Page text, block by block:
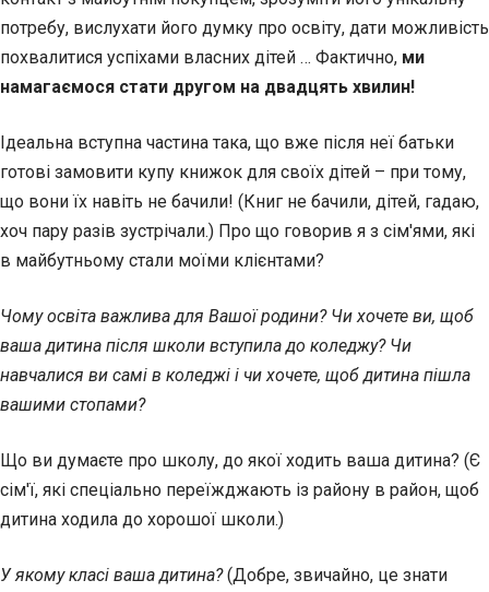
потребу, вислухати його думку про освіту, дати можливість
похвалитися успіхами власних дітей … Фактично, ми
намагаємося стати другом на двадцять хвилин!
Ідеальна вступна частина така, що вже після неї батьки
готові замовити купу книжок для своїх дітей – при тому,
що вони їх навіть не бачили! (Книг не бачили, дітей, гадаю,
хоч пару разів зустрічали.) Про що говорив я з сім'ями, які
в майбутньому стали моїми клієнтами?
Чому освіта важлива для Вашої родини? Чи хочете ви, щоб
ваша дитина після школи вступила до коледжу? Чи
навчалися ви самі в коледжі і чи хочете, щоб дитина пішла
вашими стопами?
Що ви думаєте про школу, до якої ходить ваша дитина? (Є
сім'ї, які спеціально переїжджають із району в район, щоб
дитина ходила до хорошої школи.)
У якому класі ваша дитина?(Добре, звичайно, це знати